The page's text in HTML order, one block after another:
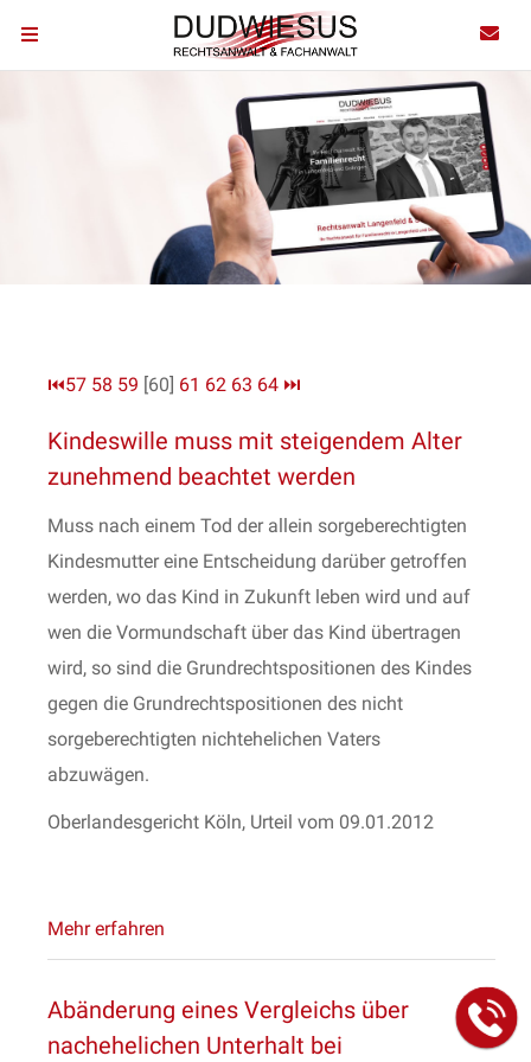
⏮57 58 59 [60] 61 62 63 64 ⏭
Kindeswille muss mit steigendem Alter
zunehmend beachtet werden
Muss nach einem Tod der allein sorgeberechtigten
Kindesmutter eine Entscheidung darüber getroffen
werden, wo das Kind in Zukunft leben wird und auf
wen die Vormundschaft über das Kind übertragen
wird, so sind die Grundrechtspositionen des Kindes
gegen die Grundrechtspositionen des nicht
sorgeberechtigten nichtehelichen Vaters
abzuwägen.
Oberlandesgericht Köln, Urteil vom 09.01.2012
Mehr erfahren
Abänderung eines Vergleichs über
nachehelichen Unterhalt bei